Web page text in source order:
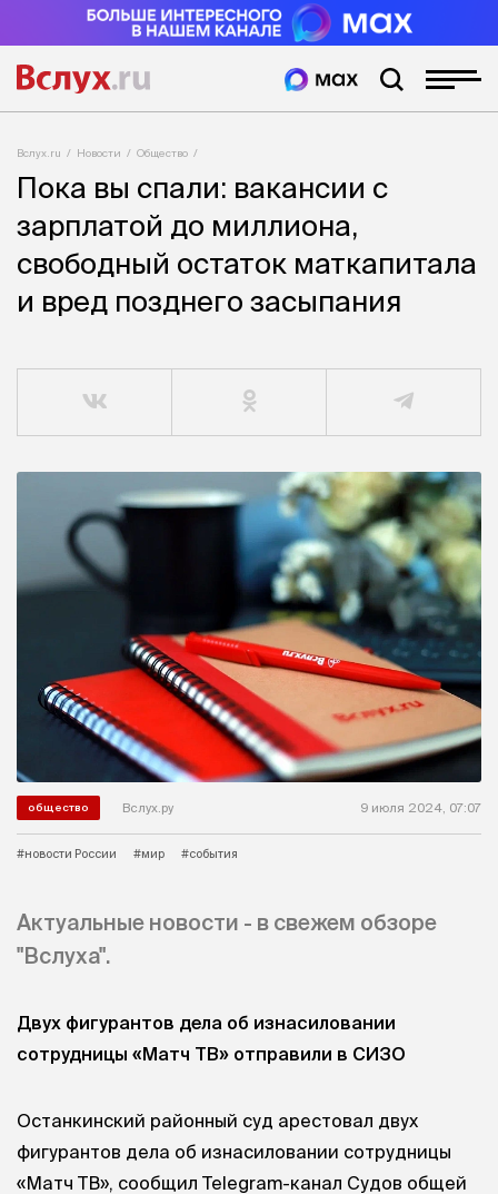
Вслух.ru Новости Общество
Пока вы спали: вакансии с
зарплатой до миллиона,
свободный остаток маткапитала
и вред позднего засыпания
общество Вслух.ру 9 июля 2024, 07:07
#новости России #мир #события
Актуальные новости - в свежем обзоре
"Вслуха".
Двух фигурантов дела об изнасиловании
сотрудницы «Матч ТВ» отправили в СИЗО
Останкинский районный суд арестовал двух
фигурантов дела об изнасиловании сотрудницы
«Матч ТВ», сообщил Telegram-канал Судов общей